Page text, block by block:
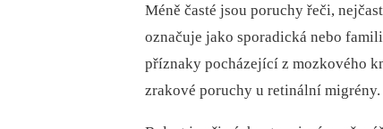
Méně časté jsou poruchy řeči,
označuje jako sporadická nebo
příznaky pocházející z mozkového
zrakové poruchy u retinální migrény.